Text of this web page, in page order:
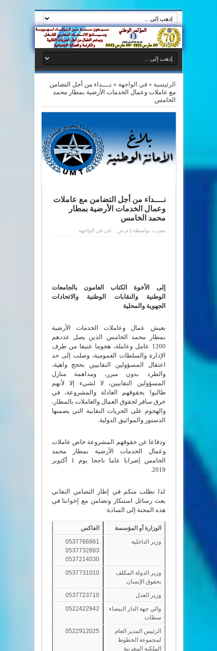
الرئيسية »في الواجهة » نــــداء من أجل التضامن
مع عاملات وعمال الخدمات الأرضية بمطار محمد
الخامس
نــــداء من أجل التضامن مع عاملات
وعمال الخدمات الأرضية بمطار
محمد الخامس
نشرت بواسطة: إ م ش فيفي الواجهة
إلى الأخوة الكتاب العامون بالجامعات
الوطنية والنقابات الوطنية
والاتحادات
الجهوية والمحلية
يعيش عمال وعاملات الخدمات الأرضية
بمطار محمد الخامس الذين يصل عددهم
1200 عامل وعاملة، هجوما عنيفا من طرف
الإدارة والسلطات العمومية، وصلت إلى حد
اعتقال المسؤولين النقابيين بحجج واهية،
والطرد بدون مبرر، ومداهمة منازل
المسؤولين النقابيين، لا لشيء إلا لأنهم
طالبوا بحقوقهم العادلة والمشروعة، في
خرق سافر لحقوق العمال والعاملات بالمطار،
والهجوم على الحريات النقابية التي يضمنها
الدستور والمواثيق الدولية.
ودفاعا عن حقوقهم المشروعة خاض عاملات
وعمال الخدمات الأرضية بمطار محمد
الخامس إضرابا عاما ناجحا يوم 1 أكتوبر
2019.
لذا نطلب منكم في إطار التضامن النقابي
بعث رسائل استنكار وتضامن مع إخواننا في
هذه المحنة إلى السادة:
الوزارة أو المؤسسة
الفاكس
وزير الداخلية
0537766861
0537732883
0537214030
وزير الدولة المكلف
بحقوق الإنسان
0537731010
وزير العدل
0537723710
والي جهة الدار البيضاء
سطات
0522422942
الرئيس المدير العام
لمجموعة الخطوط
الملكية المغربية
0522912025